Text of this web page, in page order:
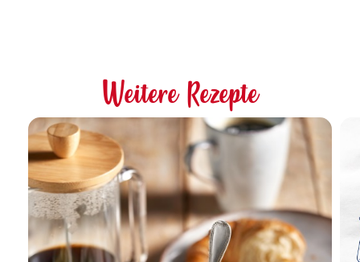
Weitere Rezepte